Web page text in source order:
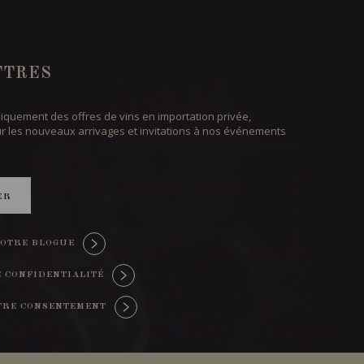
des offres de vins en importation privée,
les nouveaux arrivages et invitations à nos événements
BLOGUE
CONFIDENTIALITÉ
CONSENTEMENT